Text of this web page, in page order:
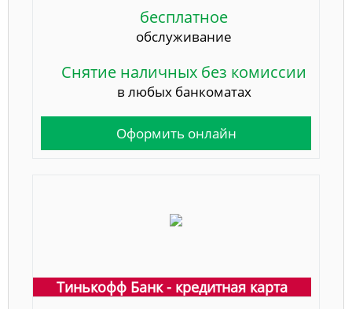
бесплатное
обслуживание
Снятие наличных без комиссии
в любых банкоматах
Оформить онлайн
Тинькофф Банк - кредитная карта